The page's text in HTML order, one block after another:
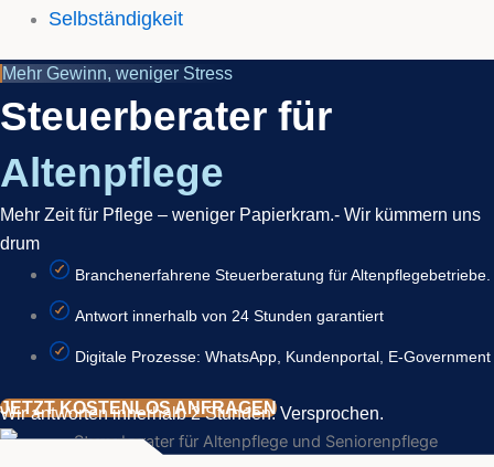
Selbständigkeit
Mehr Gewinn, weniger Stress
Steuerberater für
Altenpflege
Mehr Zeit für Pflege – weniger Papierkram.- Wir kümmern uns
drum
Branchenerfahrene Steuerberatung für Altenpflegebetriebe.
Antwort innerhalb von 24 Stunden garantiert
Digitale Prozesse: WhatsApp, Kundenportal, E-Government
JETZT KOSTENLOS ANFRAGEN
Wir antworten innerhalb 2 Stunden. Versprochen.